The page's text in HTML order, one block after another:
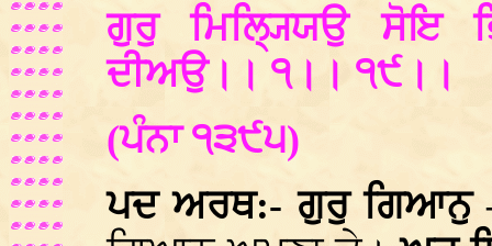
ਗੁਰੁ ਮਿਲ੍ਯ੍ਯਿਉ ਸੋਇ
ਦੀਅਉ।। ੧।। ੧੯।।
(ਪੰਨਾ ੧੩੯੫)
ਪਦ ਅਰਥ:- ਗੁਰੁ ਗਿਆਨੁ